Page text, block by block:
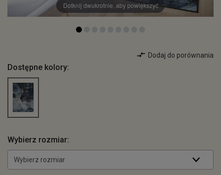
Dotknij dwukrotnie, aby powiększyć
Dodaj do porównania
Dostępne kolory:
Wybierz rozmiar:
Wybierz rozmiar